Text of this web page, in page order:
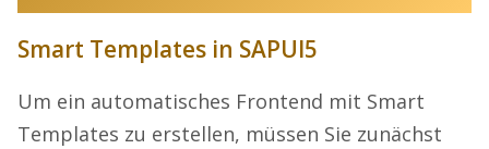
Smart Templates in SAPUI5
Um ein automatisches Frontend mit Smart
Templates zu erstellen, müssen Sie zunächst